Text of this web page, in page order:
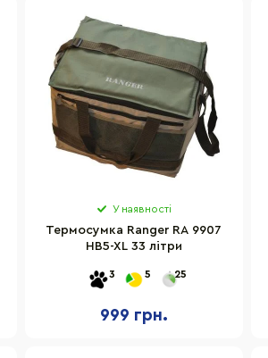
У наявності
Термосумка Ranger RA 9907
HB5-XL 33 літри
3 5 25
999 грн.